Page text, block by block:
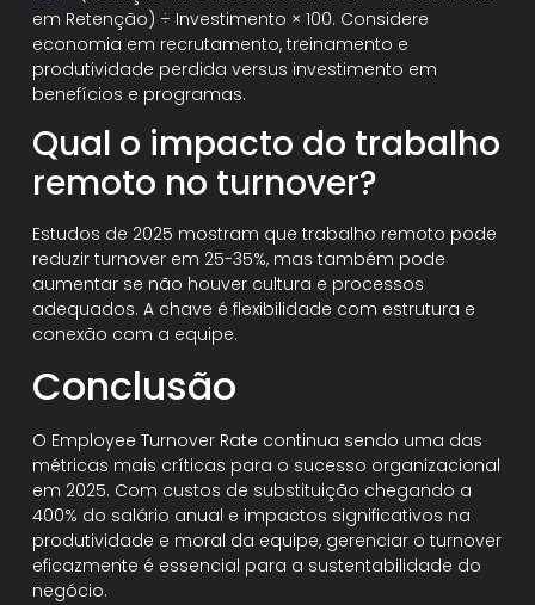
em Retenção) ÷ Investimento × 100. Considere
economia em recrutamento, treinamento e
produtividade perdida versus investimento em
benefícios e programas.
Qual o impacto do trabalho
remoto no turnover?
Estudos de 2025 mostram que trabalho remoto pode
reduzir turnover em 25-35%, mas também pode
aumentar se não houver cultura e processos
adequados. A chave é flexibilidade com estrutura e
conexão com a equipe.
Conclusão
O Employee Turnover Rate continua sendo uma das
métricas mais críticas para o sucesso organizacional
em 2025. Com custos de substituição chegando a
400% do salário anual e impactos significativos na
produtividade e moral da equipe, gerenciar o turnover
eficazmente é essencial para a sustentabilidade do
negócio.